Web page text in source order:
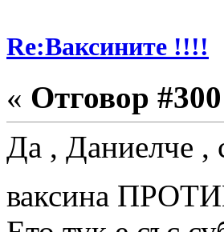
Re:Ваксините !!!!
« Отговор
Да , Даниелче ,
ваксина